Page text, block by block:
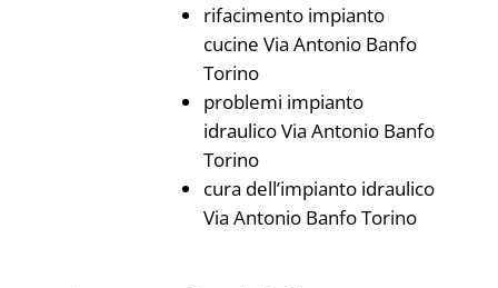
rifacimento impianto
cucine Via Antonio Banfo
Torino
problemi impianto
idraulico Via Antonio Banfo
Torino
cura dell’impianto idraulico
Via Antonio Banfo Torino